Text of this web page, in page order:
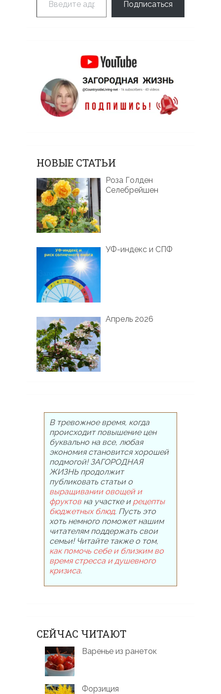
Подписаться
НОВЫЕ СТАТЬИ
Роза Голден
Селебрейшен
УФ-индекс и СПФ
Апрель 2026
В тревожное время, когда
происходит повышение цен
буквально на все, любая
экономия становится хорошей
подмогой! ЗАГОРОДНАЯ
ЖИЗНЬ продолжит
публиковать статьи о
выращивании овощей и
фруктовна участке и рецепты
бюджетных блюд. Пусть это
хоть немного поможет нашим
читателям поддержать свои
семьи! Читайте также о том,
как помочь себе и близким во
время стресса и душевного
кризиса.
СЕЙЧАС ЧИТАЮТ
Варенье из ранеток
Форзиция